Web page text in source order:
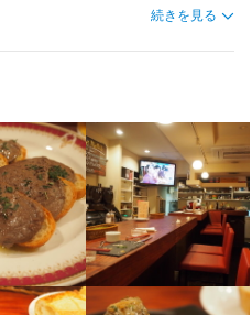
を大切にし6種～８種ほど入れ替
続きを見る
はもちろん、和食出身の調理経
。
までの経験を活かしたメニュ
ネジメント業務を徐々に主導
。
補助費を支給します（毎月5,5
店長としての感性や腕を磨い
迎です！
ん。まずは当店の調理全般を
経験を活かしたメニュー開発
ます。
補助費を支給します（毎月5,5
を磨いてください！
未経験の方やバイト経験のみ
、調理の基本から担当してい
イデアを活かしたメニュー開
補助費を支給します。毎月5,5
感性を磨いてくださいね！